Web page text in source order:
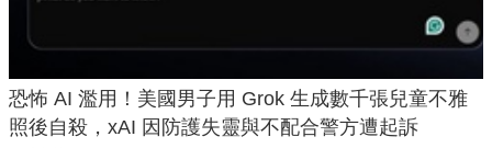
恐怖 AI 濫用！美國男子用 Grok 生成數千張兒童不雅
照後自殺，xAI 因防護失靈與不配合警方遭起訴